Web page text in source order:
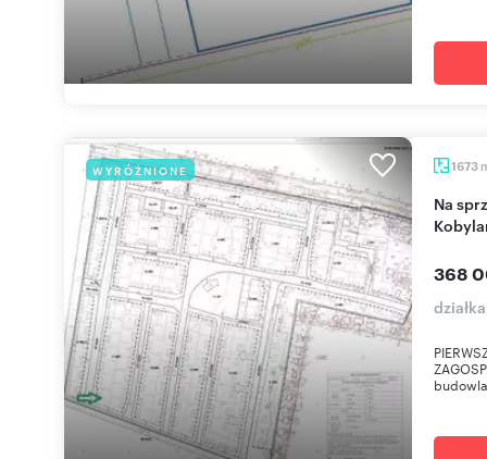
WYRÓŻNIONE 1673
Na sprzedaż działka 1673 m² pod dom w lesie w
368